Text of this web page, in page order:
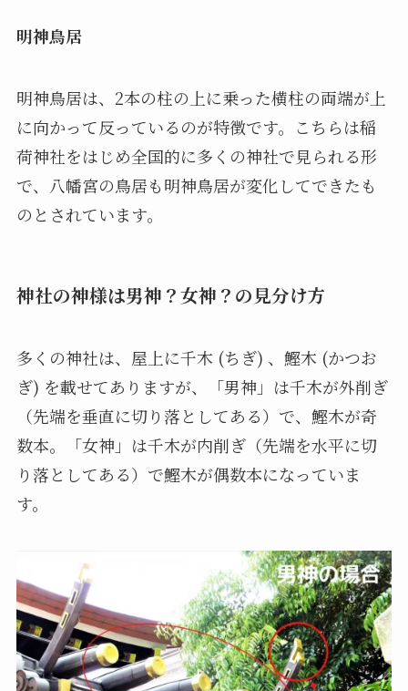
明神鳥居
明神鳥居は、2本の柱の上に乗った横柱の両端が上
に向かって反っているのが特徴です。こちらは稲
荷神社をはじめ全国的に多くの神社で見られる形
で、八幡宮の鳥居も明神鳥居が変化してできたも
のとされています。
神社の神様は男神？女神？の見分け方
多くの神社は、屋上に千木 (ちぎ) 、鰹木 (かつお
ぎ) を載せてありますが、「男神」は千木が外削ぎ
（先端を垂直に切り落としてある）で、鰹木が奇
数本。「女神」は千木が内削ぎ（先端を水平に切
り落としてある）で鰹木が偶数本になっていま
す。